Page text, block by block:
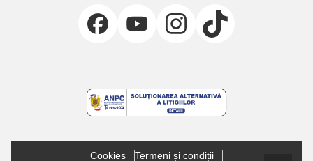
Cookies Termeni și condiții